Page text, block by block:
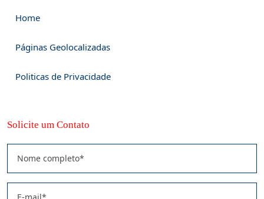
Home
Páginas Geolocalizadas
Politicas de Privacidade
Solicite um Contato